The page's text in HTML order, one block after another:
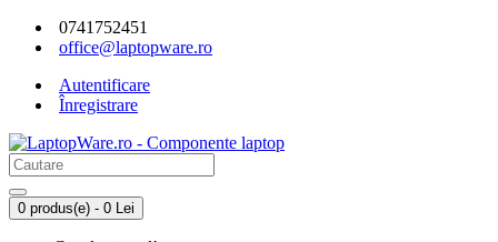
0741752451
office@laptopware.ro
Autentificare
Înregistrare
0 produs(e) - 0 Lei